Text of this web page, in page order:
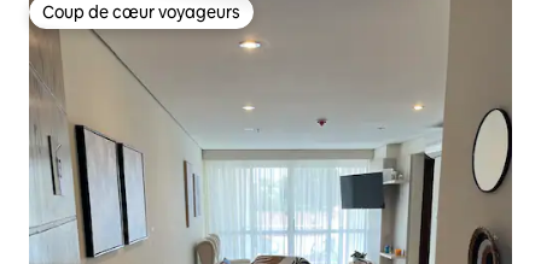
Coup de cœur voyageurs
Coup de cœur voyageurs